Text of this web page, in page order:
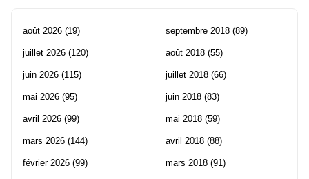
août 2026 (19)
juillet 2026 (120)
juin 2026 (115)
mai 2026 (95)
avril 2026 (99)
mars 2026 (144)
février 2026 (99)
septembre 2018 (89)
août 2018 (55)
juillet 2018 (66)
juin 2018 (83)
mai 2018 (59)
avril 2018 (88)
mars 2018 (91)